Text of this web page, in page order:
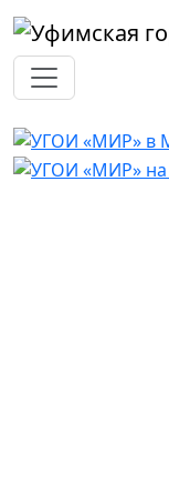
Перейти к